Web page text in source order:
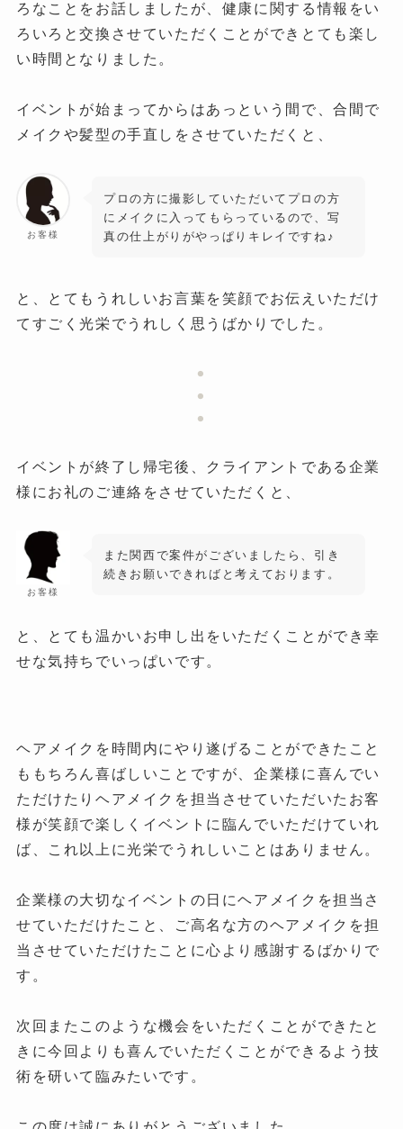
ろなことをお話しましたが、健康に関する情報をい
ろいろと交換させていただくことができとても楽し
い時間となりました。
イベントが始まってからはあっという間で、合間で
メイクや髪型の手直しをさせていただくと、
お客様
プロの方に撮影していただいてプロの方
にメイクに入ってもらっているので、写
真の仕上がりがやっぱりキレイですね♪
と、とてもうれしいお言葉を笑顔でお伝えいただけ
てすごく光栄でうれしく思うばかりでした。
●
●
●
イベントが終了し帰宅後、クライアントである企業
様にお礼のご連絡をさせていただくと、
お客様
また関西で案件がございましたら、引き
続きお願いできればと考えております。
と、とても温かいお申し出をいただくことができ幸
せな気持ちでいっぱいです。
ヘアメイクを時間内にやり遂げることができたこと
ももちろん喜ばしいことですが、企業様に喜んでい
ただけたりヘアメイクを担当させていただいたお客
様が笑顔で楽しくイベントに臨んでいただけていれ
ば、これ以上に光栄でうれしいことはありません。
企業様の大切なイベントの日にヘアメイクを担当さ
せていただけたこと、ご高名な方のヘアメイクを担
当させていただけたことに心より感謝するばかりで
す。
次回またこのような機会をいただくことができたと
きに今回よりも喜んでいただくことができるよう技
術を研いて臨みたいです。